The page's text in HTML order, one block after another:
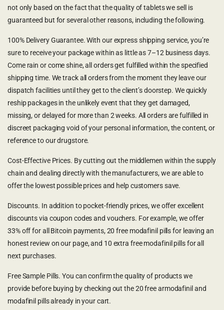
not only based on the fact that the quality of tablets we sell is
guaranteed but for several other reasons, including the following.
100% Delivery Guarantee. With our express shipping service, you’re
sure to receive your package within as little as 7–12 business days.
Come rain or come shine, all orders get fulfilled within the specified
shipping time. We track all orders from the moment they leave our
dispatch facilities until they get to the client’s doorstep. We quickly
reship packages in the unlikely event that they get damaged,
missing, or delayed for more than 2 weeks. All orders are fulfilled in
discreet packaging void of your personal information, the content, or
reference to our drugstore.
Cost-Effective Prices. By cutting out the middlemen within the supply
chain and dealing directly with the manufacturers, we are able to
offer the lowest possible prices and help customers save.
Discounts. In addition to pocket-friendly prices, we offer excellent
discounts via coupon codes and vouchers. For example, we offer
33% off for all Bitcoin payments, 20 free modafinil pills for leaving an
honest review on our page, and 10 extra free modafinil pills for all
next purchases.
Free Sample Pills. You can confirm the quality of products we
provide before buying by checking out the 20 free armodafinil and
modafinil pills already in your cart.